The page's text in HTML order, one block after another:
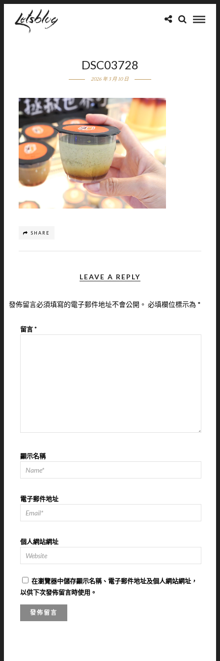
DSC03728
2026 年 3 月 10 日
SHARE
LEAVE A REPLY
發佈留言必須填寫的電子郵件地址不會公開。 必填欄位標示為 *
留言*
顯示名稱
電子郵件地址
個人網站網址
在瀏覽器中儲存顯示名稱、電子郵件地址及個人網站網址，
以供下次發佈留言時使用。